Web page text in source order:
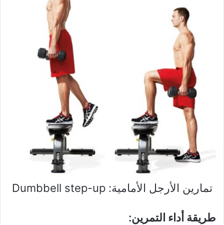
تمارين الأرجل الأمامية: Dumbbell step-up
طريقة أداء التمرين: